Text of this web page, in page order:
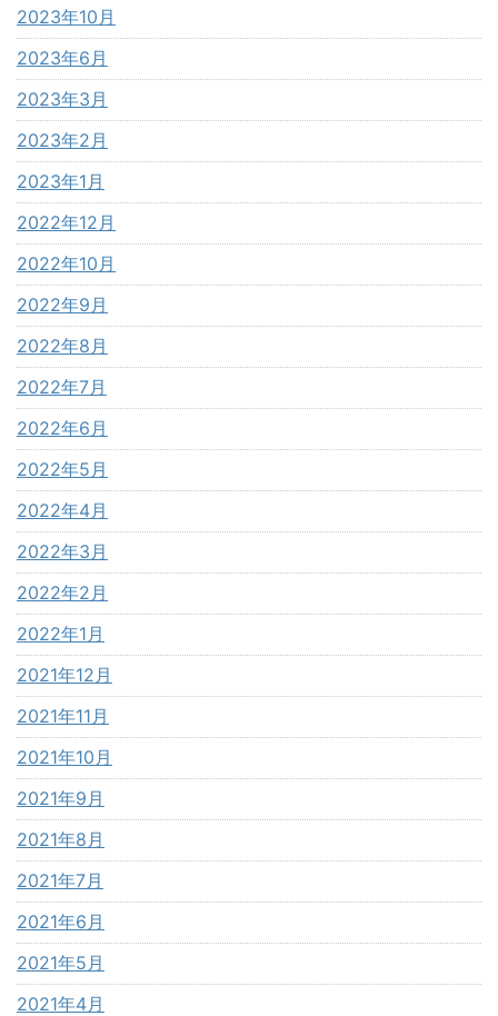
2023年10月
2023年6月
2023年3月
2023年2月
2023年1月
2022年12月
2022年10月
2022年9月
2022年8月
2022年7月
2022年6月
2022年5月
2022年4月
2022年3月
2022年2月
2022年1月
2021年12月
2021年11月
2021年10月
2021年9月
2021年8月
2021年7月
2021年6月
2021年5月
2021年4月